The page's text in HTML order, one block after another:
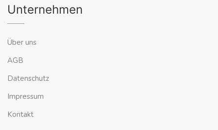
Unternehmen
Über uns
AGB
Datenschutz
Impressum
Kontakt